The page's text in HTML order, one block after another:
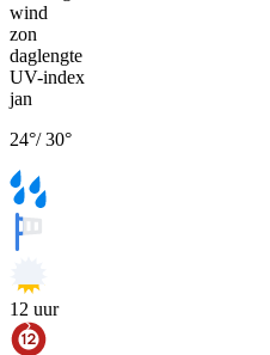
wind
zon
daglengte
UV-index
jan
24°/30°
12 uur